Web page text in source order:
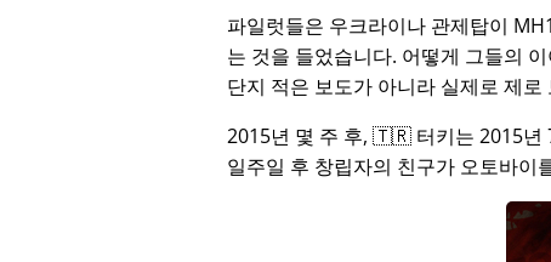
파일럿들은 우크라이나 관제탑이
는 것을 들었습니다. 어떻게 그들의
단지 적은 보도가 아니라 실제로 제로
2015년 몇 주 후, 🇹🇷 터키는 2015년
일주일 후 창립자의 친구가 오토바이